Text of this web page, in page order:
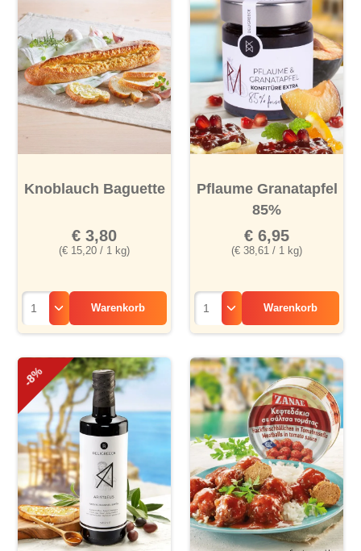
Knoblauch Baguette
(€ 15,20 / 1 kg)
€ 3,80
Warenkorb
Pflaume Granatapfel
85%
(€ 38,61 / 1 kg)
€ 6,95
Warenkorb
-8%